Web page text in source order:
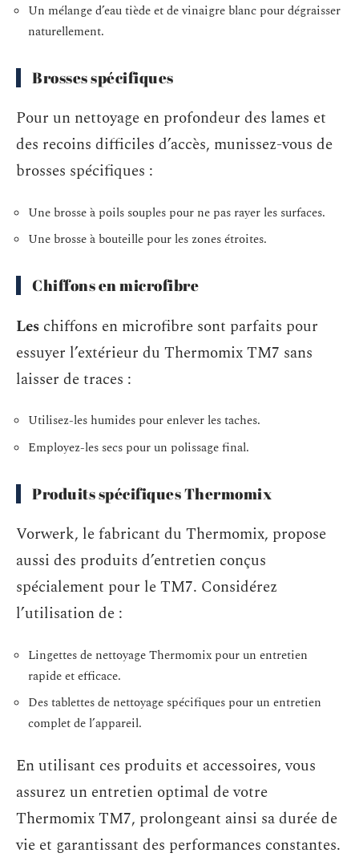
Un mélange d’eau tiède et de vinaigre blanc pour dégraisser
naturellement.
Brosses spécifiques
Pour un nettoyage en profondeur des lames et
des recoins difficiles d’accès, munissez-vous de
brosses spécifiques :
Une brosse à poils souples pour ne pas rayer les surfaces.
Une brosse à bouteille pour les zones étroites.
Chiffons en microfibre
Les chiffons en microfibre sont parfaits pour
essuyer l’extérieur du Thermomix TM7 sans
laisser de traces :
Utilisez-les humides pour enlever les taches.
Employez-les secs pour un polissage final.
Produits spécifiques Thermomix
Vorwerk, le fabricant du Thermomix, propose
aussi des produits d’entretien conçus
spécialement pour le TM7. Considérez
l’utilisation de :
Lingettes de nettoyage Thermomix pour un entretien
rapide et efficace.
Des tablettes de nettoyage spécifiques pour un entretien
complet de l’appareil.
En utilisant ces produits et accessoires, vous
assurez un entretien optimal de votre
Thermomix TM7, prolongeant ainsi sa durée de
vie et garantissant des performances constantes.